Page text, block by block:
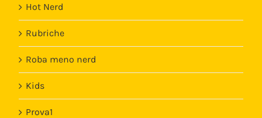
Hot Nerd
Rubriche
Roba meno nerd
Kids
Prova1